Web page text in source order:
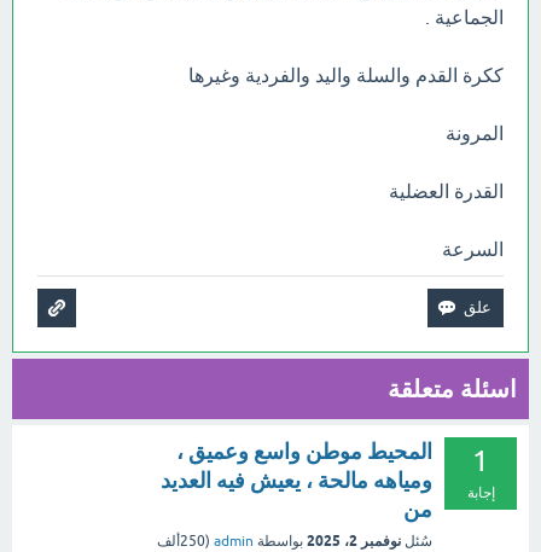
الجماعية .
ككرة القدم والسلة واليد والفردية وغيرها
المرونة
القدرة العضلية
السرعة
اسئلة متعلقة
1
إجابة
المحيط موطن واسع وعميق ،
ومياهه مالحة ، يعيش فيه العديد
من
سُئل نوفمبر 2، 2025 بواسطة admin
(250ألف